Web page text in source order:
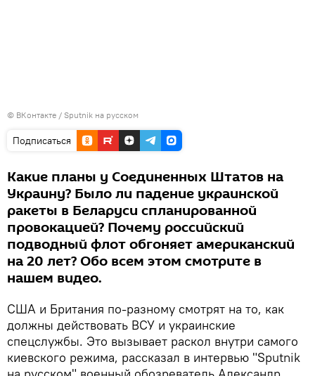
© ВКонтакте / Sputnik на русском
Подписаться
Какие планы у Соединенных Штатов на
Украину? Было ли падение украинской
ракеты в Беларуси спланированной
провокацией? Почему российский
подводный флот обгоняет американский
на 20 лет? Обо всем этом смотрите в
нашем видео.
США и Британия по-разному смотрят на то, как
должны действовать ВСУ и украинские
спецслужбы. Это вызывает раскол внутри самого
киевского режима, рассказал в интервью "Sputnik